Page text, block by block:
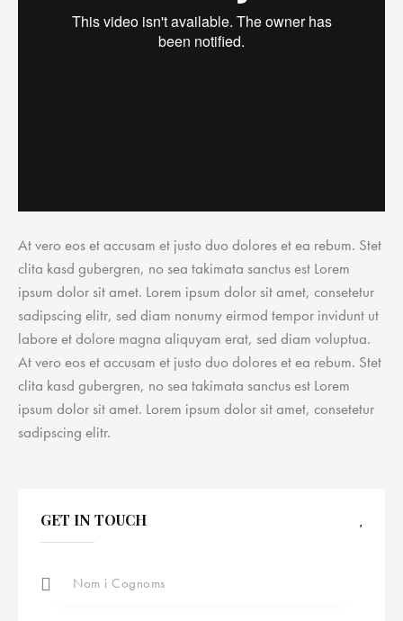
At vero eos et accusam et justo duo dolores et ea rebum. Stet
clita kasd gubergren, no sea takimata sanctus est Lorem
ipsum dolor sit amet. Lorem ipsum dolor sit amet, consetetur
sadipscing elitr, sed diam nonumy eirmod tempor invidunt ut
labore et dolore magna aliquyam erat, sed diam voluptua.
At vero eos et accusam et justo duo dolores et ea rebum. Stet
clita kasd gubergren, no sea takimata sanctus est Lorem
ipsum dolor sit amet. Lorem ipsum dolor sit amet, consetetur
sadipscing elitr.
GET IN TOUCH